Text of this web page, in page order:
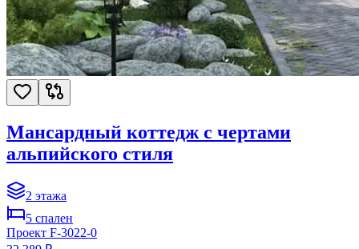
Мансардный коттедж с чертами
альпийского стиля
2 этажа
5 спален
Проект F-3022-0